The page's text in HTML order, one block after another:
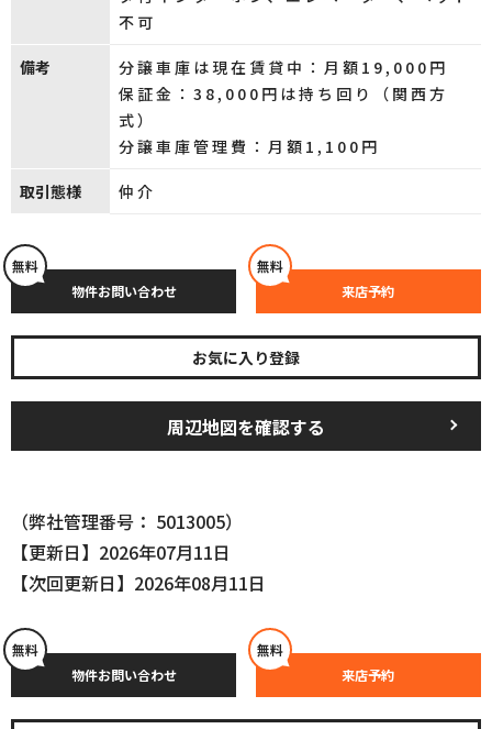
不可
備考
分譲車庫は現在賃貸中：月額19,000円
保証金：38,000円は持ち回り（関西方
式）
分譲車庫管理費：月額1,100円
取引態様 仲介
無料
物件お問い合わせ
無料
来店予約
お気に入り登録
周辺地図を確認する
（弊社管理番号： 5013005）
【更新日】2026年07月11日
【次回更新日】2026年08月11日
無料
物件お問い合わせ
無料
来店予約